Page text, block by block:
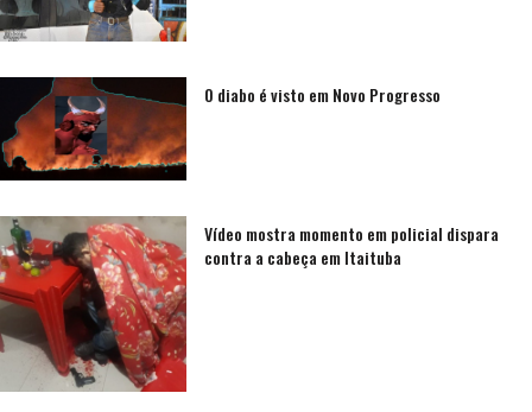
O diabo é visto em Novo Progresso
Vídeo mostra momento em policial dispara
contra a cabeça em Itaituba